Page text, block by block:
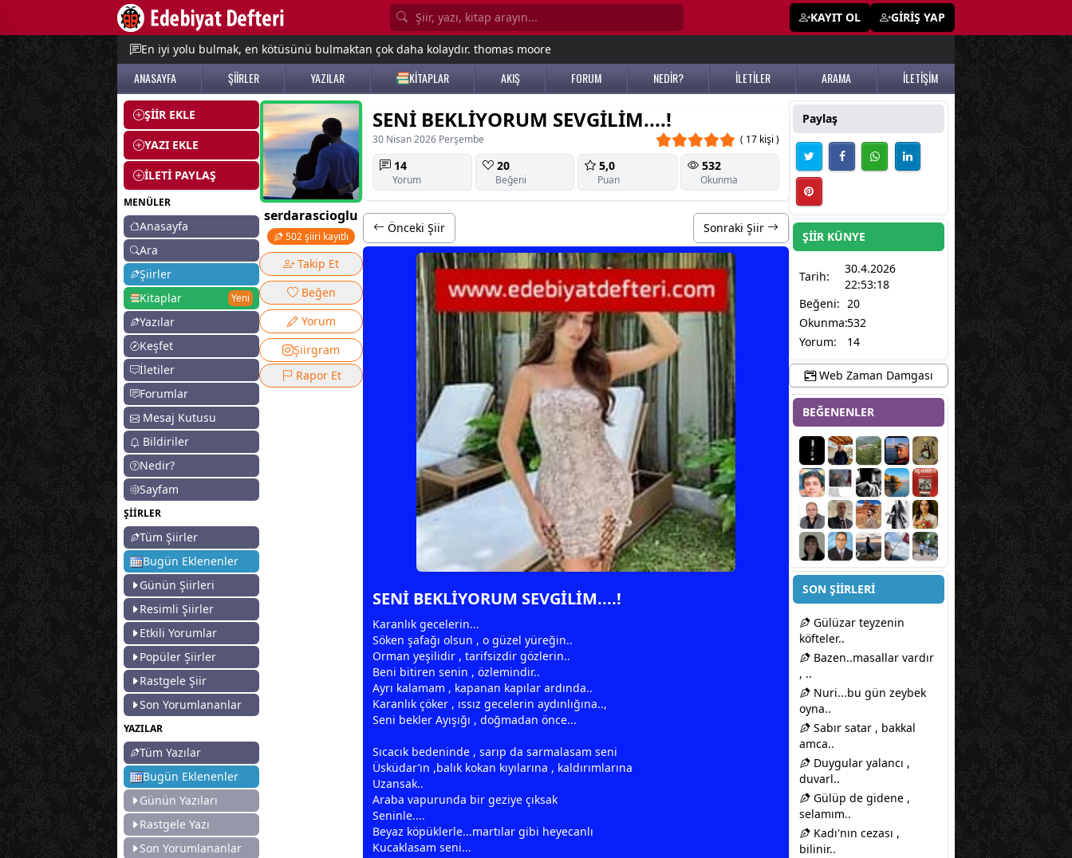
KAYIT OL GİRİŞ YAP
En iyi yolu bulmak, en kötüsünü bulmaktan çok daha kolaydır. thomas moore
ANASAYFA ŞİİRLER YAZILAR KİTAPLAR AKIŞ FORUM NEDİR? İLETİLER ARAMA İLETİŞİM
ŞİİR EKLE
YAZI EKLE
İLETİ PAYLAŞ
MENÜLER
Anasayfa
Ara
Şiirler
Kitaplar
Yeni
Yazılar
Keşfet
İletiler
Forumlar
Mesaj Kutusu
Bildiriler
Nedir?
Sayfam
ŞİİRLER
Tüm Şiirler
Bugün Eklenenler
Günün Şiirleri
Resimli Şiirler
Etkili Yorumlar
Popüler Şiirler
Rastgele Şiir
Son Yorumlananlar
YAZILAR
Tüm Yazılar
Bugün Eklenenler
Günün Yazıları
Rastgele Yazı
Son Yorumlananlar
serdarascioglu
502 şiiri kayıtlı
Takip Et
Beğen
Yorum
Şiirgram
Rapor Et
SENİ BEKLİYORUM SEVGİLİM....!
30 Nisan 2026 Perşembe ( 17 kişi )
14
Yorum
20
Beğeni
5,0
Puan
532
Okunma
Önceki Şiir Sonraki Şiir
SENİ BEKLİYORUM SEVGİLİM....!
Karanlık gecelerin...
Söken şafağı olsun , o güzel yüreğin..
Orman yeşilidir , tarifsizdir gözlerin..
Beni bitiren senin , özlemindir..
Ayrı kalamam , kapanan kapılar ardında..
Karanlık çöker , ıssız gecelerin aydınlığına..,
Seni bekler Ayışığı , doğmadan önce...
Sıcacık bedeninde , sarıp da sarmalasam seni
Üsküdar’ın ,balık kokan kıyılarına , kaldırımlarına
Uzansak..
Araba vapurunda bir geziye çıksak
Seninle....
Beyaz köpüklerle...martılar gibi heyecanlı
Kucaklasam seni...
Paylaş
ŞİİR KÜNYE
Tarih:
30.4.2026
22:53:18
Beğeni: 20
Okunma:532
Yorum:
14
Web Zaman Damgası
BEĞENENLER
SON ŞİİRLERİ
Gülüzar teyzenin
köfteler..
Bazen..masallar vardır
, ..
Nuri...bu gün zeybek
oyna..
Sabır satar , bakkal
amca..
Duygular yalancı ,
duvarl..
Gülüp de gidene ,
selamım..
Kadı'nın cezası ,
bilinir..
menu